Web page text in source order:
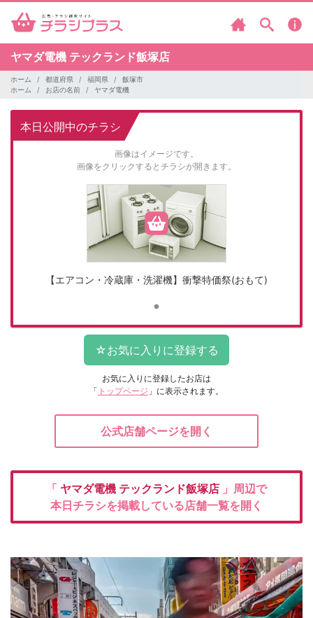
ヤマダ電機 テックランド飯塚店
ホーム 都道府県 福岡県
飯塚市
ホーム
お店の名前 ヤマダ電機
本日公開中のチラシ
画像はイメージです。
画像をクリックするとチラシが開きます。
【エアコン・冷蔵庫・洗濯機】衝撃特価祭(おもて)
お気に入りに登録したお店は
「 トップページ 」に表示されます。
公式店舗ページを開く
「 ヤマダ電機 テックランド飯塚店 」周辺で
本日チラシを掲載している店舗一覧を開く